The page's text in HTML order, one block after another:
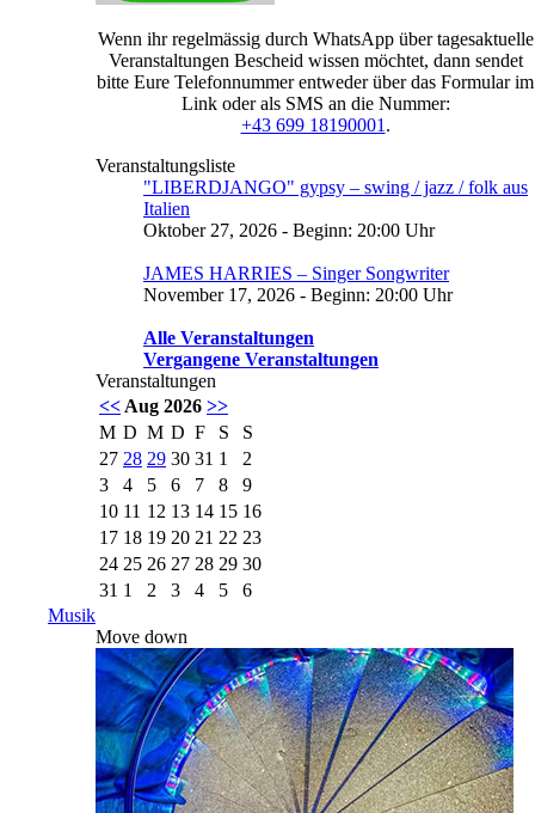
Wenn ihr regelmässig durch WhatsApp über tagesaktuelle
Veranstaltungen Bescheid wissen möchtet, dann sendet
bitte Eure Telefonnummer entweder über das Formular im
Link oder als SMS an die Nummer:
+43 699 18190001 .
Veranstaltungsliste
"LIBERDJANGO" gypsy – swing / jazz / folk aus
Italien
Oktober 27, 2026 - Beginn: 20:00 Uhr
JAMES HARRIES – Singer Songwriter
November 17, 2026 - Beginn: 20:00 Uhr
Alle Veranstaltungen
Vergangene Veranstaltungen
Veranstaltungen
<< Aug 2026 >>
M D M D F S
S
27 28 29 30 31 1
2
3
4 5 6 7 8
9
10 11 12 13 14 15 16
17 18 19 20 21 22 23
24 25 26 27 28 29 30
31 1 2 3 4 5
6
Musik
Move down